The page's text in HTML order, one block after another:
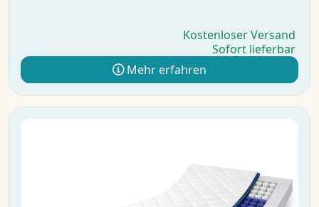
Kostenloser Versand
Sofort lieferbar
Mehr erfahren